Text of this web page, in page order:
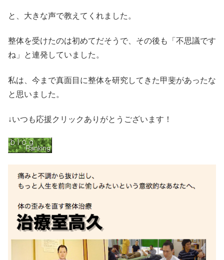
と、大きな声で教えてくれました。
整体を受けたのは初めてだそうで、その後も「不思議です
ね」と連発していました。
私は、今まで真面目に整体を研究してきた甲斐があったな
と思いました。
↓いつも応援クリックありがとうございます！